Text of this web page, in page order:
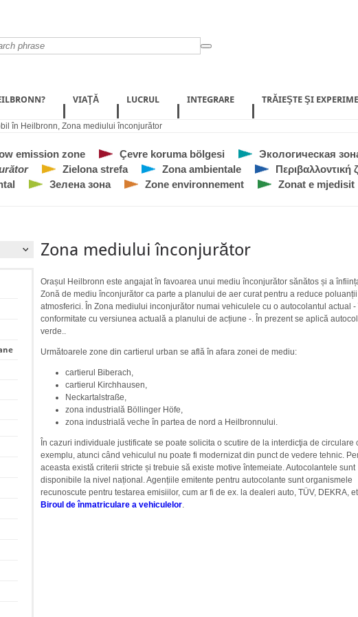
VIAŢĂ LUCRUL INTEGRARE TRĂIEŞTE ŞI
în Heilbronn, Zona mediului înconjurător
emission zone Çevre koruma bölgesi Экологическая
Zielona strefa Zona ambientale
Περιβαλλοντική
Зелена зона Zone environnement Zonat e mjedisit
Zona mediului înconjurător
Orașul Heilbronn este angajat în favoarea unui mediu înconjurător sănătos și a
Zonă de mediu înconjurător ca parte a planului de aer curat pentru a reduce poluanții
atmosferici. În Zona mediului inconjurător numai vehiculele cu o autocolantul actual -
conformitate cu versiunea actuală a planului de acțiune -. În prezent se aplică
verde..
Următoarele zone din cartierul urban se află în afara zonei de mediu:
cartierul Biberach,
cartierul Kirchhausen,
Neckartalstraße,
zona industrială Böllinger Höfe,
zona industrială veche în partea de nord a Heilbronnului.
În cazuri individuale justificate se poate solicita o scutire de la interdicţia de circulare
exemplu, atunci când vehiculul nu poate fi modernizat din punct de vedere tehnic.
aceasta există criterii stricte și trebuie să existe motive întemeiate. Autocolantele sunt
disponibile la nivel național. Agențiile emitente pentru autocolante sunt organismele
recunoscute pentru testarea emisiilor, cum ar fi de ex. la dealeri auto, TÜV, DEKRA,
Biroul de înmatriculare a vehiculelor.